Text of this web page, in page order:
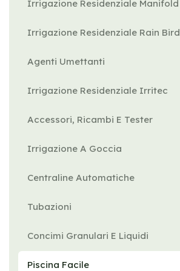
Irrigazione Residenziale Manifold
Irrigazione Residenziale Rain Bird
Agenti Umettanti
Irrigazione Residenziale Irritec
Accessori, Ricambi E Tester
Irrigazione A Goccia
Centraline Automatiche
Tubazioni
Concimi Granulari E Liquidi
Piscina Facile